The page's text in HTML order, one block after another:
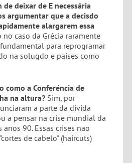
deixar de E necessária
argumentar que a decisdo
alargarem essa
caso da Grécia raramente
para reprogramar
na solugdo e países como
como a Conferéncia de
na altura? Sim, por
a parte da divida
a pensar na crise mundial da
90. Essas crises nao
de cabelo" (haircuts)